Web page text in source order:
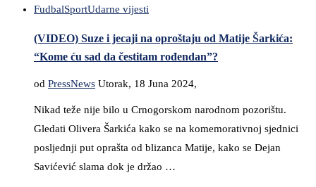
FudbalSportUdarne vijesti
(VIDEO) Suze i jecaji na oproštaju od Matije Šarkića:
“Kome ću sad da čestitam rođendan”?
od PressNews Utorak, 18 Juna 2024,
Nikad teže nije bilo u Crnogorskom narodnom pozorištu.
Gledati Olivera Šarkića kako se na komemorativnoj sjednici
posljednji put oprašta od blizanca Matije, kako se Dejan
Savićević slama dok je držao …